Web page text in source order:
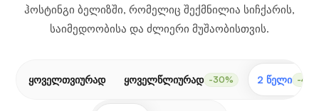
ჰოსტინგი ბელიზში, რომელიც შექმნილია სიჩქარის,
საიმედოობისა და ძლიერი მუშაობისთვის.
ყოველთვიურად ყოველწლიურად -30% 2 წელი -